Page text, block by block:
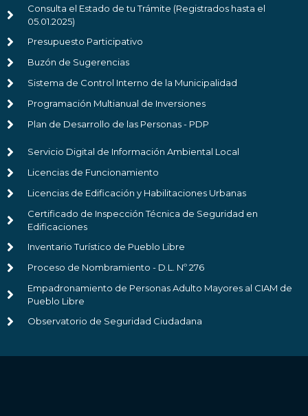
Consulta el Estado de tu Trámite (Registrados hasta el
05.01.2025)
Presupuesto Participativo
Buzón de Sugerencias
Sistema de Control Interno de la Municipalidad
Programación Multianual de Inversiones
Plan de Desarrollo de las Personas - PDP
Servicio Digital de Información Ambiental Local
Licencias de Funcionamiento
Licencias de Edificación y Habilitaciones Urbanas
Certificado de Inspección Técnica de Seguridad en
Edificaciones
Inventario Turístico de Pueblo Libre
Proceso de Nombramiento - D.L. Nº 276
Empadronamiento de Personas Adulto Mayores al CIAM de
Pueblo Libre
Observatorio de Seguridad Ciudadana